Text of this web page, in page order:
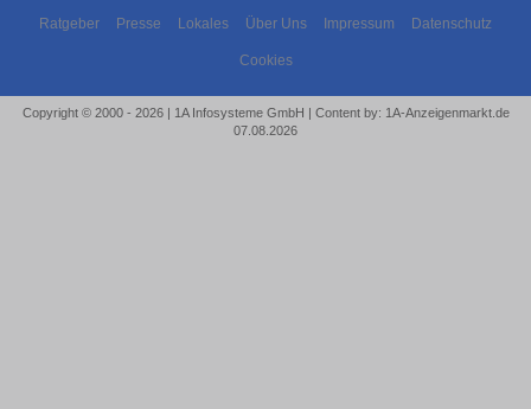
Ratgeber Presse Lokales Über Uns Impressum Datenschutz
Cookies
Copyright © 2000 - 2026 | 1A Infosysteme GmbH | Content by: 1A-Anzeigenmarkt.de
07.08.2026